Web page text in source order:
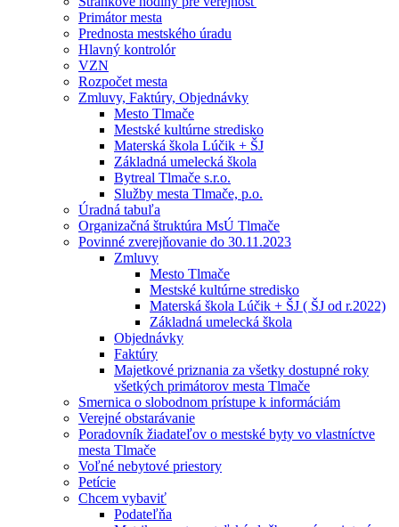
Primátor mesta
Prednosta mestského úradu
Hlavný kontrolór
VZN
Rozpočet mesta
Zmluvy, Faktúry, Objednávky
Mesto Tlmače
Mestské kultúrne stredisko
Materská škola Lúčik + ŠJ
Základná umelecká škola
Bytreal Tlmače s.r.o.
Služby mesta Tlmače, p.o.
Úradná tabuľa
Organizačná štruktúra MsÚ Tlmače
Povinné zverejňovanie do 30.11.2023
Zmluvy
Mesto Tlmače
Mestské kultúrne stredisko
Materská škola Lúčik + ŠJ ( ŠJ od r.2022)
Základná umelecká škola
Objednávky
Faktúry
Majetkové priznania za všetky dostupné roky
všetkých primátorov mesta Tlmače
Smernica o slobodnom prístupe k informáciám
Verejné obstarávanie
Poradovník žiadateľov o mestské byty vo vlastníctve
mesta Tlmače
Voľné nebytové priestory
Petície
Chcem vybaviť
Podateľňa